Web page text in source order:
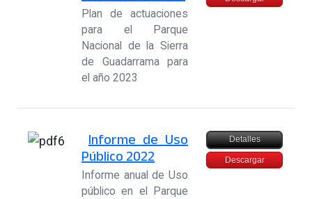
Plan de actuaciones
para el Parque
Nacional de la Sierra
de Guadarrama para
el año 2023
Informe de Uso
Público 2022
Informe anual de Uso
público en el Parque
Detalles
Descargar